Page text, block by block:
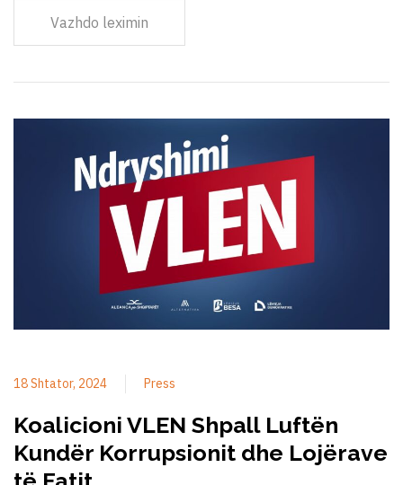
Vazhdo leximin
18 Shtator, 2024 Press
Koalicioni VLEN Shpall Luftën
Kundër Korrupsionit dhe Lojërave